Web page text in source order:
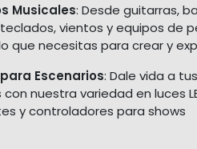
Musicales: Desde guitarras,
vientos y equipos de
que necesitas para crear y
Escenarios: Dale vida a tus
nuestra variedad en luces
y controladores para shows